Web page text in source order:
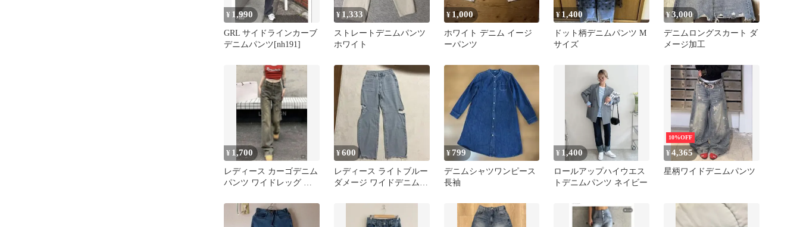
¥ 1,990
GRL サイドラインカーブ
デニムパンツ[nh191]
¥1,333
ストレートデニムパンツ
ホワイト
¥ 1,000
ホワイト デニム イージ
ーパンツ
¥ 1,400
ドット柄デニムパンツ M
サイズ
¥3,000
デニムロングスカート ダ
メージ加工
¥ 1,700
レディース カーゴデニム
パンツ ワイドレッグ 切
¥600
レディース ライトブルー
ダメージ ワイドデニムパ
¥799
デニムシャツワンピース
長袖
¥ 1,400
ロールアップハイウエス
トデニムパンツ ネイビー
10%OFF
¥4,365
星柄ワイドデニムパンツ